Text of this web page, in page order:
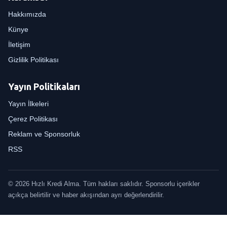
Hakkımızda
Künye
İletişim
Gizlilik Politikası
Yayın Politikaları
Yayın İlkeleri
Çerez Politikası
Reklam ve Sponsorluk
RSS
© 2026 Hızlı Kredi Alma. Tüm hakları saklıdır. Sponsorlu içerikler
açıkça belirtilir ve haber akışından ayrı değerlendirilir.